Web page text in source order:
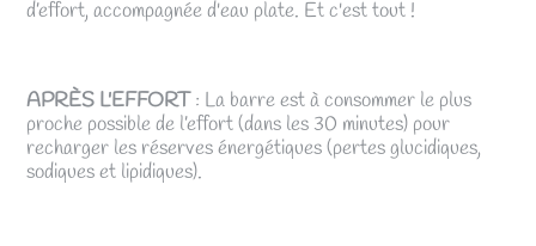
d’effort, accompagnée d'eau plate. Et c'est tout !
APRÈS L'EFFORT: La barre est à consommer le plus
proche possible de l’effort (dans les 30 minutes) pour
recharger les réserves énergétiques (pertes glucidiques,
sodiques et lipidiques).